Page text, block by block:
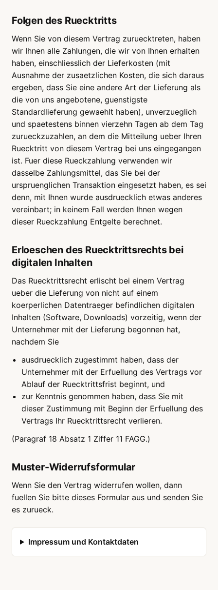
Folgen des Ruecktritts
Wenn Sie von diesem Vertrag zuruecktreten, haben
wir Ihnen alle Zahlungen, die wir von Ihnen erhalten
haben, einschliesslich der Lieferkosten (mit
Ausnahme der zusaetzlichen Kosten, die sich daraus
ergeben, dass Sie eine andere Art der Lieferung als
die von uns angebotene, guenstigste
Standardlieferung gewaehlt haben), unverzueglich
und spaetestens binnen vierzehn Tagen ab dem Tag
zurueckzuzahlen, an dem die Mitteilung ueber Ihren
Ruecktritt von diesem Vertrag bei uns eingegangen
ist. Fuer diese Rueckzahlung verwenden wir
dasselbe Zahlungsmittel, das Sie bei der
urspruenglichen Transaktion eingesetzt haben, es sei
denn, mit Ihnen wurde ausdruecklich etwas anderes
vereinbart; in keinem Fall werden Ihnen wegen
dieser Rueckzahlung Entgelte berechnet.
Erloeschen des Ruecktrittsrechts bei
digitalen Inhalten
Das Ruecktrittsrecht erlischt bei einem Vertrag
ueber die Lieferung von nicht auf einem
koerperlichen Datentraeger befindlichen digitalen
Inhalten (Software, Downloads) vorzeitig, wenn der
Unternehmer mit der Lieferung begonnen hat,
nachdem Sie
ausdruecklich zugestimmt haben, dass der
Unternehmer mit der Erfuellung des Vertrags vor
Ablauf der Ruecktrittsfrist beginnt, und
zur Kenntnis genommen haben, dass Sie mit
dieser Zustimmung mit Beginn der Erfuellung des
Vertrags Ihr Ruecktrittsrecht verlieren.
(Paragraf 18 Absatz 1 Ziffer 11 FAGG.)
Muster-Widerrufsformular
Wenn Sie den Vertrag widerrufen wollen, dann
fuellen Sie bitte dieses Formular aus und senden Sie
es zurueck.
Impressum und Kontaktdaten